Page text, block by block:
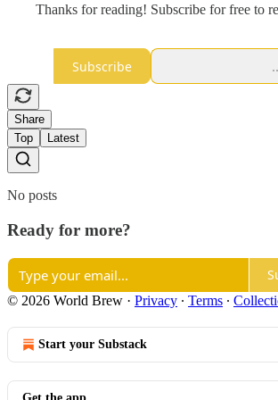
Thanks for reading! Subscribe for free to
Subscribe
Share
Top
Latest
No posts
Ready for more?
© 2026 World Brew · Privacy ∙ Terms ∙
Start your Substack